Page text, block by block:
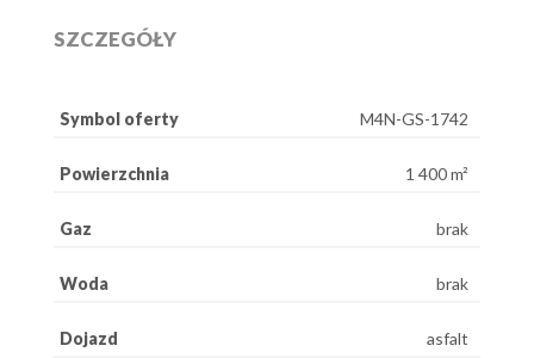
SZCZEGÓŁY
Symbol oferty M4N-GS-1742
Powierzchnia 1 400 m²
Gaz brak
Woda brak
Dojazd asfalt